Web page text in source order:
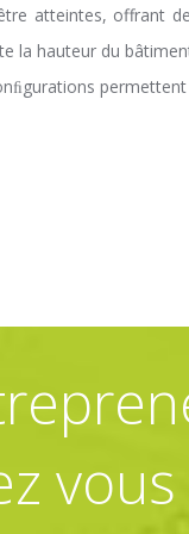
atteintes, offrant
la hauteur du
vous